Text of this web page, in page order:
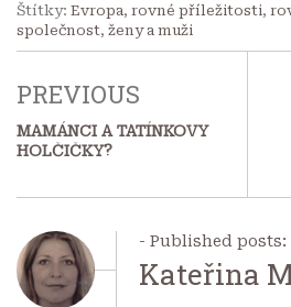
Štítky: Evropa, rovné příležitosti,
společnost, ženy a muži
PREVIOUS
MAMÁNCI A TATÍNKOVY
HOLČIČKY?
- Published posts:
Kateřina